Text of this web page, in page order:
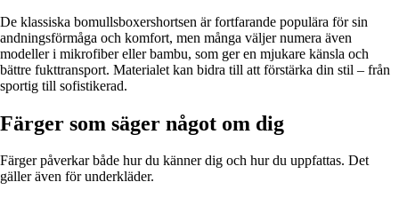
De klassiska bomullsboxershortsen är fortfarande populära för sin
andningsförmåga och komfort, men många väljer numera även
modeller i mikrofiber eller bambu, som ger en mjukare känsla och
bättre fukttransport. Materialet kan bidra till att förstärka din stil – från
sportig till sofistikerad.
Färger som säger något om dig
Färger påverkar både hur du känner dig och hur du uppfattas. Det
gäller även för underkläder.